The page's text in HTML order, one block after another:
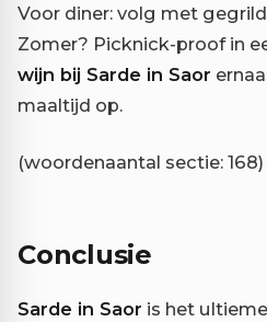
Voor diner: volg met
Zomer? Picknick-proof in
wijn bij Sarde in Saor
maaltijd op.
(woordenaantal sectie: 168)
Conclusie
Sarde in Saor is het